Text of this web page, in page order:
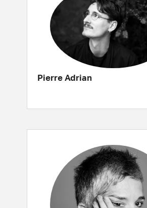
Pierre Adrian